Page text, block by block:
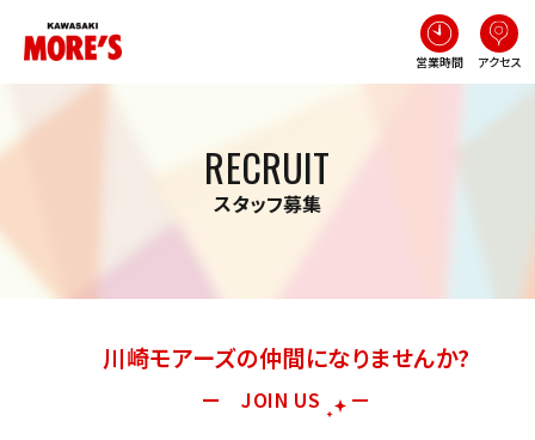
営業時間 アクセス
RECRUIT
スタッフ募集
川崎モアーズの仲間になりませんか?
ー JOIN US ー